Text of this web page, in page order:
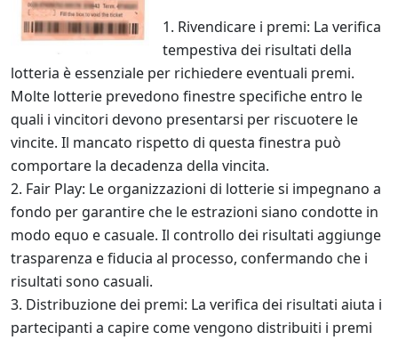
Rivendicare i premi: La verifica
tempestiva dei risultati della
lotteria è essenziale per richiedere eventuali premi.
Molte lotterie prevedono finestre specifiche entro le
quali i vincitori devono presentarsi per riscuotere le
vincite. Il mancato rispetto di questa finestra può
comportare la decadenza della vincita.
Fair Play: Le organizzazioni di lotterie si impegnano a
fondo per garantire che le estrazioni siano condotte in
modo equo e casuale. Il controllo dei risultati aggiunge
trasparenza e fiducia al processo, confermando che i
risultati sono casuali.
Distribuzione dei premi: La verifica dei risultati aiuta i
partecipanti a capire come vengono distribuiti i premi